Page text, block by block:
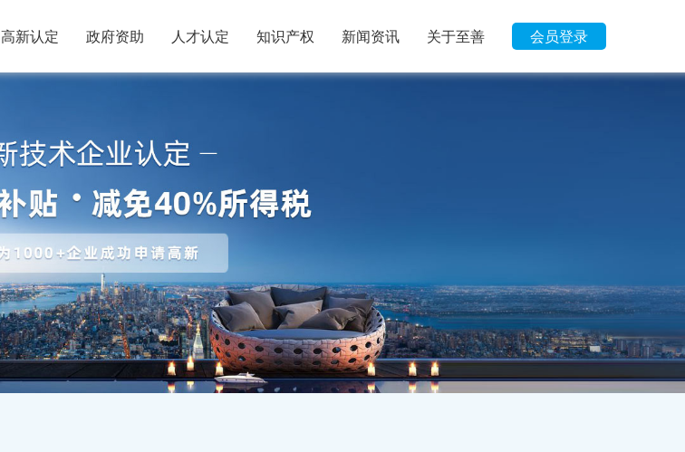
会员登录
关于至善
新闻资讯
知识产权
人才认定
政府资助
高新认定